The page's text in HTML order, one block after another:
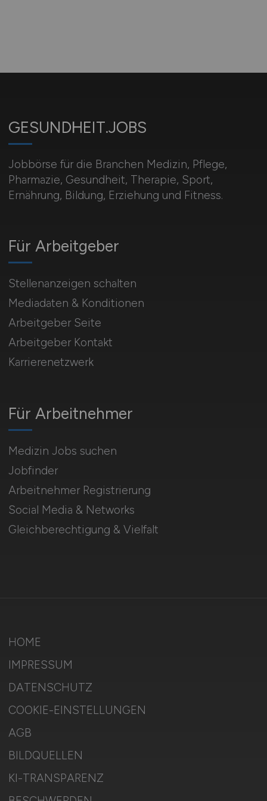
GESUNDHEIT.JOBS
Jobbörse für die Branchen Medizin, Pflege,
Pharmazie, Gesundheit, Therapie, Sport,
Ernährung, Bildung, Erziehung und Fitness.
Für Arbeitnehmer
Medizin Jobs suchen
Jobfinder
Arbeitnehmer Registrierung
Social Media & Networks
Gleichberechtigung & Vielfalt
Für Arbeitgeber
Stellenanzeigen schalten
Mediadaten & Konditionen
Arbeitgeber Seite
Arbeitgeber Kontakt
Karrierenetzwerk
HOME
IMPRESSUM
DATENSCHUTZ
COOKIE-EINSTELLUNGEN
AGB
BILDQUELLEN
KI-TRANSPARENZ